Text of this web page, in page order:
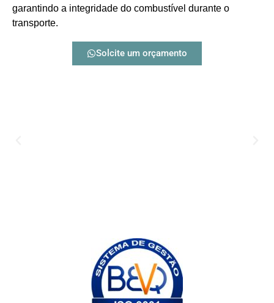
garantindo a integridade do combustível durante o
transporte.
Solcite um orçamento